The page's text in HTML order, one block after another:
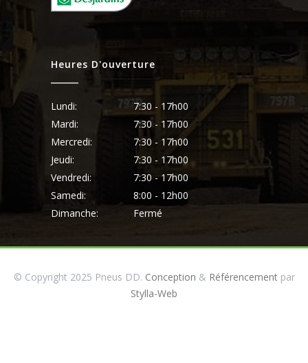
Heures D'ouverture
Lundi:
7:30 - 17h00
Mardi:
7:30 - 17h00
Mercredi:
7:30 - 17h00
Jeudi:
7:30 - 17h00
Vendredi:
7:30 - 17h00
Samedi:
8:00 - 12h00
Dimanche:
Fermé
© Copyright 2025 Pneus DD. Conception & Référencementpar
Stylla-Web